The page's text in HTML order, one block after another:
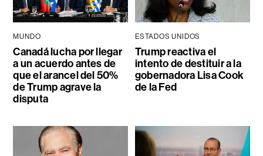
MUNDO
Canadá lucha por llegar
a un acuerdo antes de
que el arancel del 50%
de Trump agrave la
disputa
ESTADOS UNIDOS
Trump reactiva el
intento de destituir a la
gobernadora Lisa Cook
de la Fed